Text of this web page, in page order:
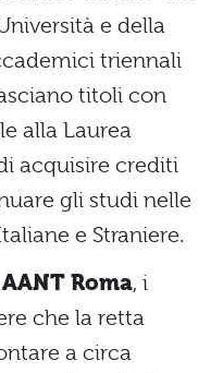
e della
triennali
titoli con
alla Laurea
acquisire crediti
gli studi nelle
e Straniere.
Roma, i
che la retta
a circa